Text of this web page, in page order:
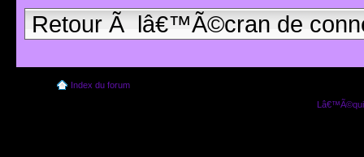
Retour Ã lâ€™Ã©cran de
Index du forum